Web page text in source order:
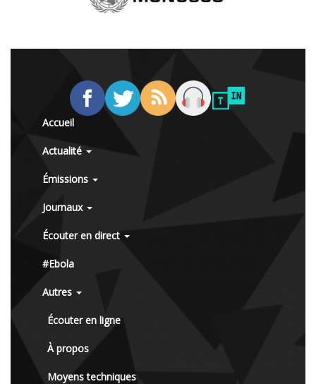
Accueil
Actualité
Émissions
Journaux
Écouter en direct
#Ebola
Autres
Écouter en ligne
À propos
Moyens techniques